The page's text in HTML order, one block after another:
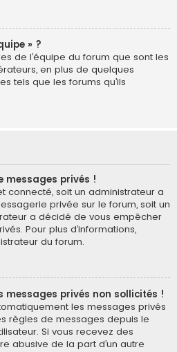
» ?
de l’équipe du forum que sont les
en plus de quelques
tels que les forums qu’ils
messages privés !
connecté, soit un administrateur a
privée sur le forum, soit un
a décidé de vous empêcher
Pour plus d’informations,
du forum.
messages privés non sollicités !
les messages privés
règles de messages depuis le
Si vous recevez des
abusive de la part d’un autre